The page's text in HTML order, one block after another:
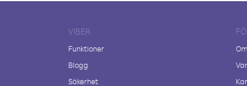
VIBER
Funktioner
Blogg
Säkerhet